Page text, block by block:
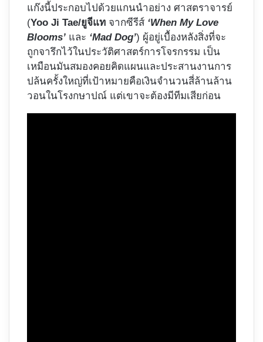
แก๊งนี้ประกอบไปด้วยแกนนำอย่าง ศาสตราจารย์
(Yoo Ji Tae/ยูจีแท จากซีรีส์ ‘When My Love
Blooms’ และ ‘Mad Dog’) ผู้อยู่เบื้องหลังสิ่งที่จะ
ถูกจารึกไว้ในประวัติศาสตร์การโจรกรรม เป็น
เหมือนมันสมองคอยคิดแผนและประสานงานการ
ปล้นครั้งใหญ่ที่เป้าหมายคือเงินจำนวนสี่ล้านล้าน
วอนในโรงกษาปณ์ แต่เขาจะต้องมีทีมเสียก่อน